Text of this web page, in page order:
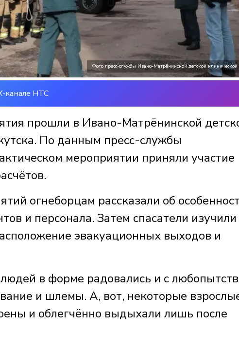
Фото пресс-службы Ивано-Матрёнинской детской
канале НТС
прошли в Ивано-Матрёнинской
По данным пресс-службы
мероприятии приняли участие
огнеборцам рассказали об
и персонала. Затем спасатели изучили
эвакуационных выходов и
в форме радовались и с
и шлемы. А, вот, некоторые
и облегчённо выдыхали лишь после